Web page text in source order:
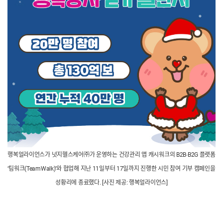
행복얼라이언스가 넛지헬스케어㈜가 운영하는 건강관리 앱 캐시워크의 B2B∙B2G 플랫폼
‘팀워크(TeamWalk)’와 협업해 지난 11일부터 17일까지 진행한 시민 참여 기부 캠페인을
성황리에 종료했다. [사진 제공: 행복얼라이언스]